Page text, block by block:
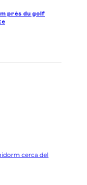
près du golf